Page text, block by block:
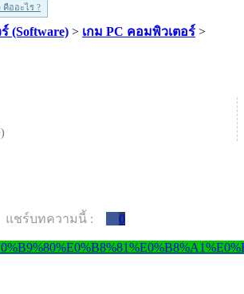
คืออะไร ?
(Software) > เกม PC คอมพิวเตอร์ >
แชร์บทความนี้ : 0